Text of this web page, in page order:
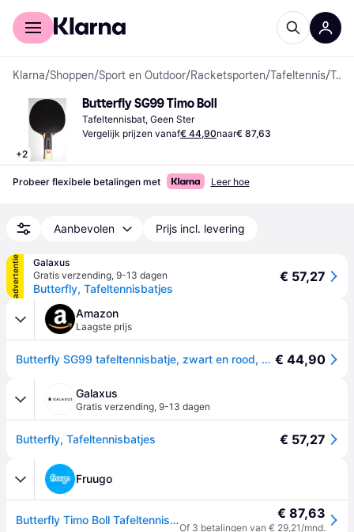
Voor shoppers
Klarna/Shoppen/Sport en Outdoor/Racketsporten/Tafeltennis/ Tafeltennisbats
+2
Butterfly SG99 Timo Boll
Tafeltennisbat, Geen Ster
Vergelijk prijzen vanaf€ 44,90naar€ 87,63
Probeer flexibele betalingen met Leer hoe
Aanbevolen Prijs incl. levering
advertentie
Galaxus
Gratis verzending, 9-13 dagen
Butterfly, Tafeltennisbatjes
€ 57,27
Amazon
Laagste prijs
Butterfly SG99 tafeltennisbatje, zwart en rood, 1 stuk € 44,90
Galaxus
Gratis verzending, 9-13 dagen
Butterfly, Tafeltennisbatjes € 57,27
Fruugo
Butterfly Timo Boll Tafeltennis Bat SG99 - ITTF Goedgekeurd € 87,63
Of 3 betalingen van € 29,21/mnd.